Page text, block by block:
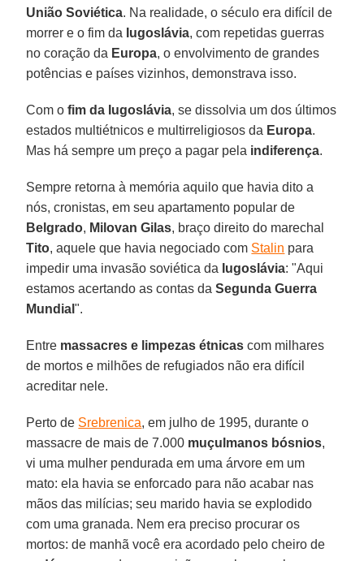
União Soviética. Na realidade, o século era difícil de
morrer e o fim da Iugoslávia, com repetidas guerras
no coração da Europa, o envolvimento de grandes
potências e países vizinhos, demonstrava isso.
Com ofim da Iugoslávia, se dissolvia um dos últimos
estados multiétnicos e multirreligiosos da Europa.
Mas há sempre um preço a pagar pela indiferença.
Sempre retorna à memória aquilo que havia dito a
nós, cronistas, em seu apartamento popular de
Belgrado, Milovan Gilas, braço direito do marechal
Tito, aquele que havia negociado com Stalin para
impedir uma invasão soviética da Iugoslávia: "Aqui
estamos acertando as contas daSegunda Guerra
Mundial".
Entre massacres e limpezas étnicas com milhares
de mortos e milhões de refugiados não era difícil
acreditar nele.
Perto de Srebrenica, em julho de 1995, durante o
massacre de mais de 7.000 muçulmanos bósnios,
vi uma mulher pendurada em uma árvore em um
mato: ela havia se enforcado para não acabar nas
mãos das milícias; seu marido havia se explodido
com uma granada. Nem era preciso procurar os
mortos: de manhã você era acordado pelo cheiro de